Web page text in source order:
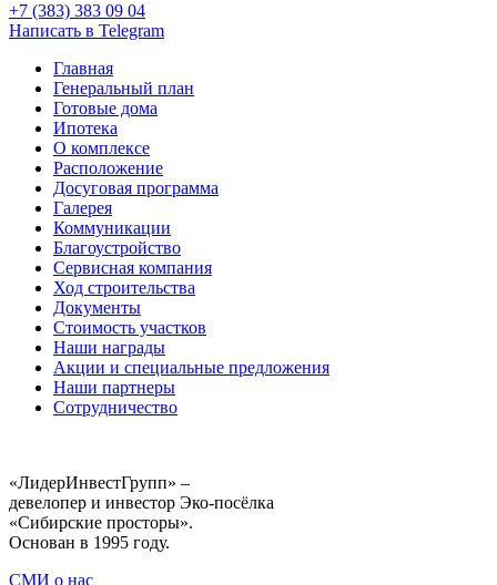
+7 (383) 383 09 04
Написать в Telegram
Главная
Генеральный план
Готовые дома
Ипотека
О комплексе
Расположение
Досуговая программа
Галерея
Коммуникации
Благоустройство
Сервисная компания
Ход строительства
Документы
Стоимость участков
Наши награды
Акции и специальные предложения
Наши партнеры
Сотрудничество
«ЛидерИнвестГрупп» –
девелопер и инвестор Эко-посёлка
«Сибирские просторы».
Основан в 1995 году.
СМИ о нас